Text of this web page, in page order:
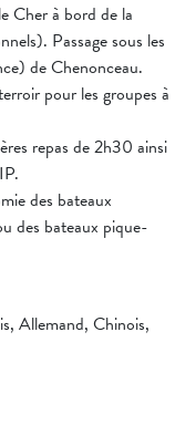
Cher à bord de la
Passage sous les
de Chenonceau.
pour les groupes à
repas de 2h30 ainsi
des bateaux
des bateaux pique-
Allemand, Chinois,